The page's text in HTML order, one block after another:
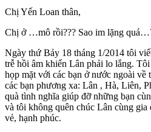
Chị Yến Loan thân,
Chị ở …mô rồi??? Sao im lặng
Ngày thứ Bảy 18 tháng 1/2014 tôi
trễ hồi âm khiến Lân phải lo lắng.
họp mặt với các bạn ở nước ngoài về
các bạn phương xa: Lân , Hà, Liên,
quà tình nghĩa giúp đỡ những bạn
và tôi không quên chúc Lân cùng
vẻ, hạnh phúc.